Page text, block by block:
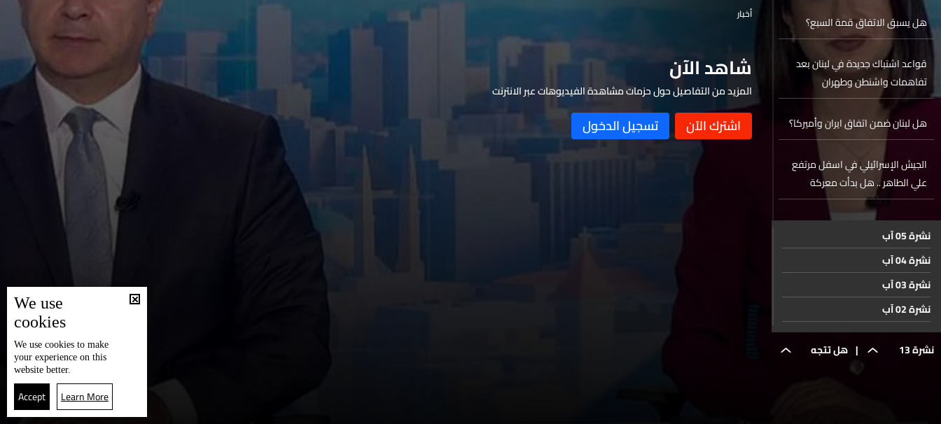
أخبار
شاهد الآن
المزيد من التفاصيل حول حزمات مشاهدة الفيديوهات عبر الانترنت
هل يسبق الاتفاق قمة السبع؟
قواعد اشتباك جديدة في لبنان بعد
تفاهمات واشنطن وطهران
هل لبنان ضمن اتفاق ايران وأميركا؟
الجيش الإسرائيلي في اسفل مرتفع
علي الطاهر .. هل بدأت معركة
النبطية؟
قدامى ESIB… صالون جديد وهوية
متجدّدة
حال الطقس
نشرة 13 | هل تتجه
نشرة 05 آب
نشرة 04 آب
نشرة 03 آب
نشرة 02 آب
نشرة 01 آب
نشرة 31 تموز
We use
cookies
We use cookies to make
your experience on this
website better.
Accept Learn More